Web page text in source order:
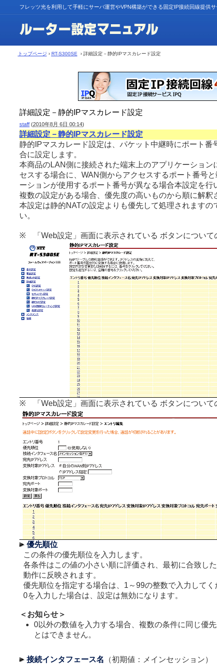
フレッツ光を利用して手軽にサーバ運営やVPN構築ができる固定IP接続回線提供
トップページ › RT-S300SE › 詳細設定－静的IPマスカレード設定
詳細設定－静的IPマスカレード設定
staff (2010年8月 6日 00:14)
詳細設定－静的IPマスカレード設定
静的IPマスカレード設定は、パケット中継時にポート番
合に設定します。
本商品のLAN側に接続された端末上のアプリケーション
セスする場合に、WAN側からアクセスするポート番号
ーションが使用するポート番号が異なる場合本設定を行
複数の設定がある場合、優先度の高いものから順に解釈
本設定は静的NATの設定よりも優先して処理されますの
い。
※ 「Web設定」画面に表示されている ボタンについて
※ 「Web設定」画面に表示されている ボタンについて
優先順位
この条件の優先順位を入力します。
各条件はこの値の小さい順に評価され、最初に合致し
動作に反映されます。
優先順位を指定する場合は、1～99の整数で入力してく
0を入力した場合は、設定は無効になります。
＜お知らせ＞
0以外の数値を入力する場合、複数の条件に同じ優
とはできません。
接続インタフェース名
（初期値：メインセッション）